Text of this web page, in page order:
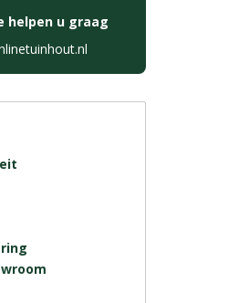
helpen u graag